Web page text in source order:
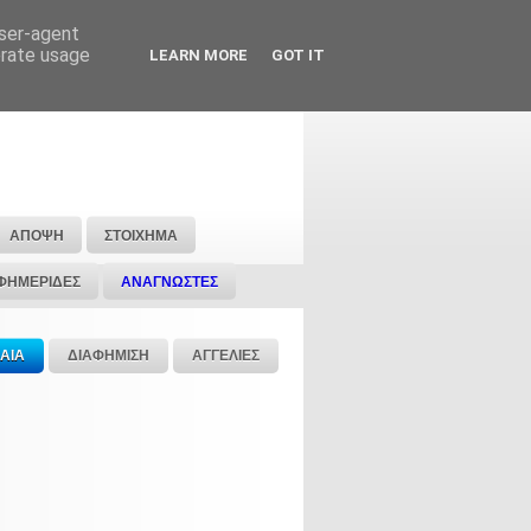
ΑΠΟΨΗ ΣΤΟΙΧΗΜΑ
ΑΝΑΓΝΩΣΤΕΣ
ΔΙΑΦΗΜΙΣΗ ΑΓΓΕΛΙΕΣ
agent
usage
LEARN MORE GOT IT